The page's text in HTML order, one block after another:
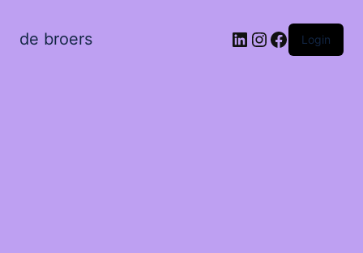
de broers LinkedIn
Instagram
Facebook
Login